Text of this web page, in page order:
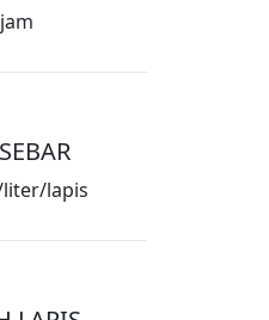
liter/lapis